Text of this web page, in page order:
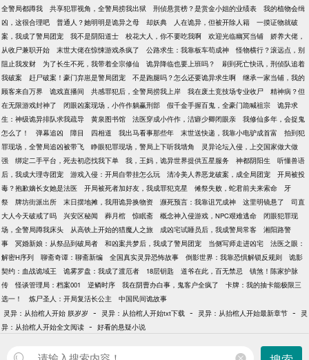
全警局都蹲我
共享犯罪视角，全警局捞我出狱 刑侦悬赏榜？是赏金小姐的业绩表
我的植物会缉
凶，这很合理吧
普通人？她明明是诡异之母 却妖典 人在诡异，但被开除人籍
一摸证物就破
案，我成了警局团宠
我不是阴阳道士 校花大人，你不要吃我啊 欢迎光临幽冥当铺
娇养大佬，
从收尸兼职开始
末世大佬在惊悚游戏杀疯了 公路求生：我靠板车苟成神
怪物横行？滚远点，别
阻止我发财
为了长生不死，我带着全宗修仙 诡异降临也要上班吗？
刷到死亡快讯，刑侦队追着
我破案
赶尸破案！豪门弃崽是警局团宠 不是跑腿吗？怎么还要诡异求生啊
继承一家当铺，我的
顾客来自万界
诡戏直播间 共感罪犯后，全警局捞我上岸 我在废土竞技场专业收尸
精神病？但
在无限游戏封神了
闭眼凶案现场，小仵作躺赢刑部 假千金手握百鬼，全豪门跪喊祖宗
诡异求
生：神级诡异排队求我疏导
黄泉图书馆 法医穿成小仵作，洁癖少卿闭眼亲
我修仙多年，会捉鬼
怎么了！
弹幕追凶 障目 四相道 我出马看事那些年 末世送快递，我靠小电驴成首富
拍到犯
罪现场，全警局追凶被带飞
睁眼犯罪现场，警局上下听我墙角
灵异论坛入侵，上交国家做大做
强
绑定二手平台，死去初恋找我下单 我，王妈，诡异世界提供五星服务 神都阴阳生
听懂兽语
后，我成大理寺团宠
游戏入侵：开局自带挂怎么玩 清冷美人养恶龙破案，成全局团宠
开局被投
毒？抱歉嫡长女她是法医
开局被死者加好友，我成罪犯克星 傩祭失败，蛇君前夫来索命
牙
祭
牌坊街派出所 末日摆地摊，我用诡异换物资 濒死预言：我靠诅咒成神 这里明镜悬了
司直
大人今天破戒了吗
兴安区秘闻 葬月棺 惊眠斋 概念神入侵游戏，NPC艰难逃命
闭眼犯罪现
场，全警局蹲我床头
从高铁上开始的猎魔人之旅 成凶宅试睡员后，我成警局常客
湘阳路警
事
冥婚新娘：从祭品到破局者 和凶案共梦后，我成了警局团宠 当侧写师走进凶宅
法医之眼：
解密H序列
聊斋奇谭：聊斋新编 全国真实灵异恐怖故事 倒影世界：我靠恐惧解锁反规则
诡影
契约：血战诡域王
诡雾罗盘：我成了渡厄者 18层钥匙 道爷在此，百无禁忌
镇煞！陈家护脉
传
怪谈管理局：档案001 逆鳞时序 我在阴曹办白事，鬼客户全疯了
卡牌：我的抽卡能极限三
选一！
炼尸圣人：开局复活长公主
中国民间诡故事
灵异：从抬棺人开始 朕岁岁 - 灵异：从抬棺人开始txt下载 - 灵异：从抬棺人开始最新章节 -
灵
异：从抬棺人开始全文阅读 - 好看的悬疑小说